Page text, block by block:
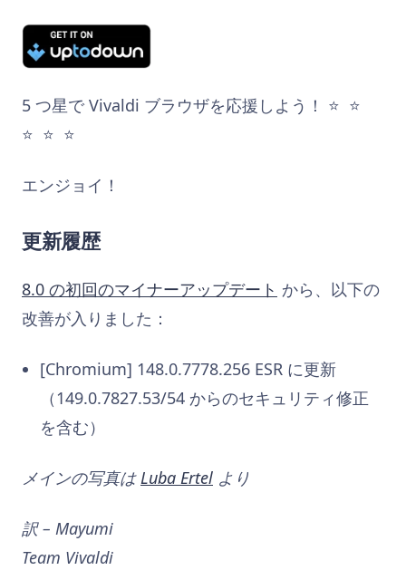
5 つ星で Vivaldi ブラウザを応援しよう！ ⭐️ ⭐️
⭐️ ⭐️ ⭐️
エンジョイ！
更新履歴
8.0 の初回のマイナーアップデート から、以下の
改善が入りました：
[Chromium] 148.0.7778.256 ESR に更新
（149.0.7827.53/54 からのセキュリティ修正
を含む）
メインの写真はLuba Ertel より
訳 – Mayumi
Team Vivaldi